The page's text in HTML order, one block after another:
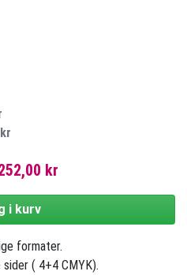
kr
i kurv
formater.
( 4+4 CMYK).